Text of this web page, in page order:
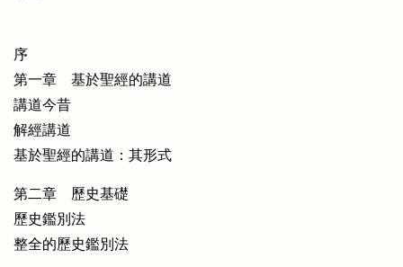
序
第一章 基於聖經的講道
講道今昔
解經講道
基於聖經的講道：其形式
第二章 歷史基礎
歷史鑑別法
整全的歷史鑑別法